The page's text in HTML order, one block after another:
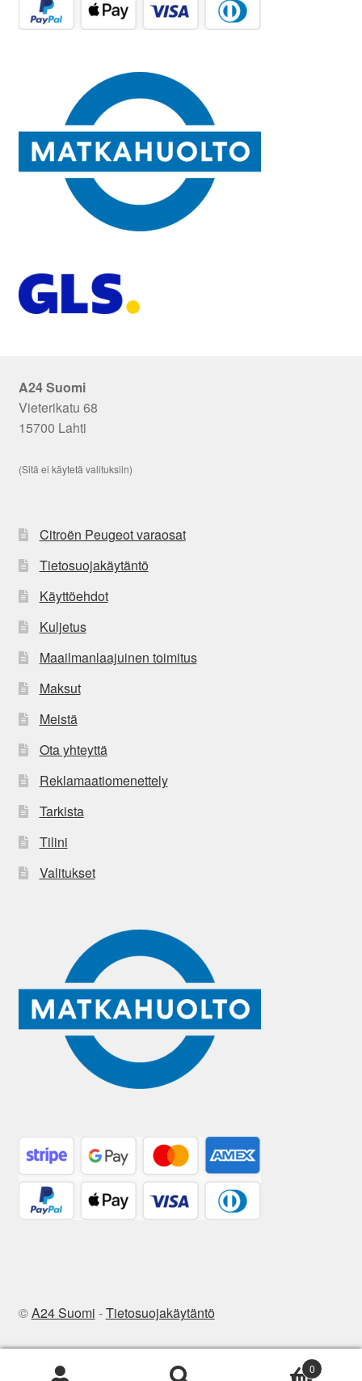
A24 Suomi
Vieterikatu 68
15700 Lahti
(Sitä ei käytetä valituksiin)
Citroën Peugeot varaosat
Tietosuojakäytäntö
Käyttöehdot
Kuljetus
Maailmanlaajuinen toimitus
Maksut
Meistä
Ota yhteyttä
Reklamaatiomenettely
Tarkista
Tilini
Valitukset
©A24 Suomi -Tietosuojakäytäntö
0